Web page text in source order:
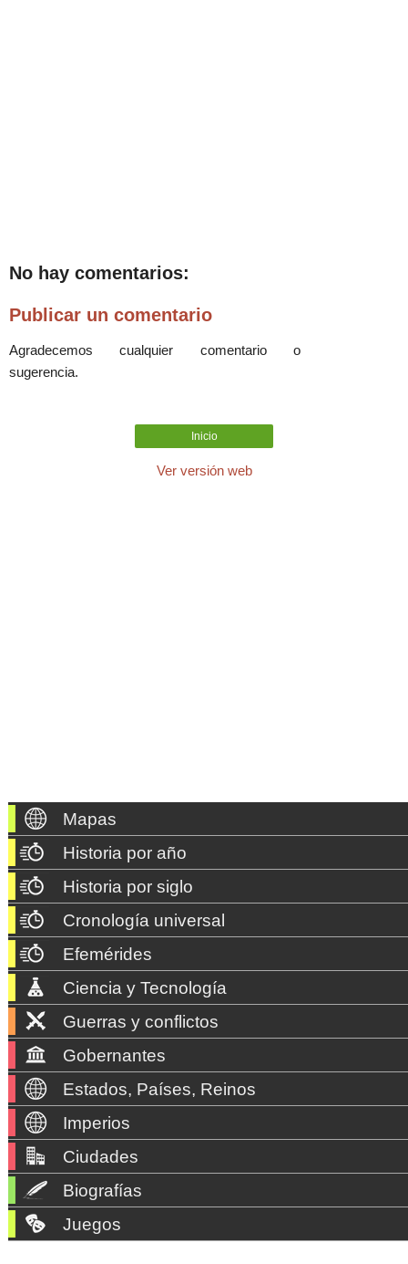
No hay comentarios:
Publicar un comentario
Agradecemos cualquier comentario o
sugerencia.
Inicio
Ver versión web
Mapas
Historia por año
Historia por siglo
Cronología universal
Efemérides
Ciencia y Tecnología
Guerras y conflictos
Gobernantes
Estados, Países, Reinos
Imperios
Ciudades
Biografías
Juegos